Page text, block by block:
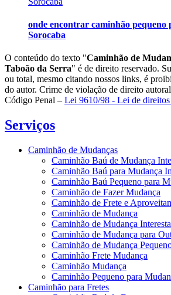
onde encontrar caminhão pequeno
Sorocaba
O conteúdo do texto "Caminhão de
Taboão da Serra" é de direito reservado.
ou total, mesmo citando nossos links, é
do autor. Crime de violação de direito
Código Penal – Lei 9610/98 - Lei de direitos
Serviços
Caminhão de Mudanças
Caminhão Baú de Mudança
Caminhão Baú para Mudança
Caminhão Baú Pequeno para
Caminhão de Fazer Mudança
Caminhão de Frete e
Caminhão de Mudança
Caminhão de Mudança
Caminhão de Mudança para
Caminhão de Mudança
Caminhão Frete Mudança
Caminhão Mudança
Caminhão Pequeno para
Caminhão para Fretes